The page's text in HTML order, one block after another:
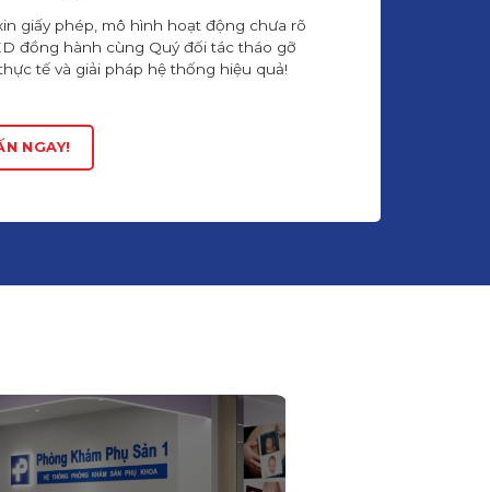
giấy phép, mô hình hoạt động chưa rõ
đồng hành cùng Quý đối tác tháo gỡ
tế và giải pháp hệ thống hiệu quả!
NGAY!